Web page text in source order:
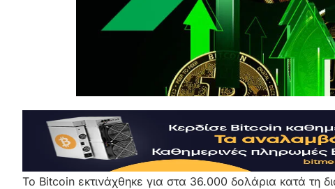
Το Bitcoin εκτινάχθηκε για στα 36.000 δολάρια κατά τη